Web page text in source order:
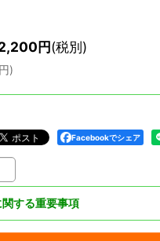
円(税別)
円)
Facebookでシェア
する重要事項